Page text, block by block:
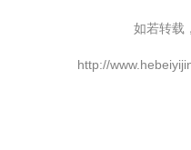
如若转载
http://